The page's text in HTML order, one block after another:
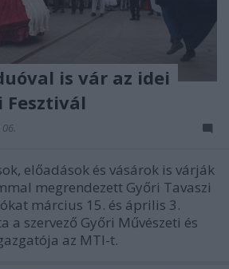
is vár az idei
Fesztivál
előadások és vásárok is várják
megrendezett Győri Tavaszi
március 15. és április 3.
a szervező Győri Művészeti és
az MTI-t.